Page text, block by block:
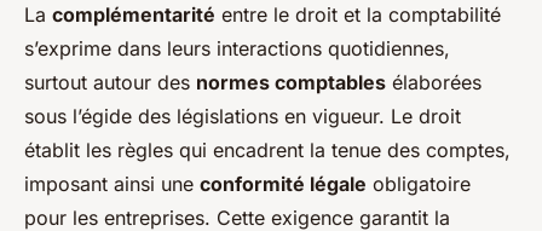
La complémentarité entre le droit et la comptabilité
s’exprime dans leurs interactions quotidiennes,
surtout autour des normes comptables élaborées
sous l’égide des législations en vigueur. Le droit
établit les règles qui encadrent la tenue des comptes,
imposant ainsi une conformité légale obligatoire
pour les entreprises. Cette exigence garantit la